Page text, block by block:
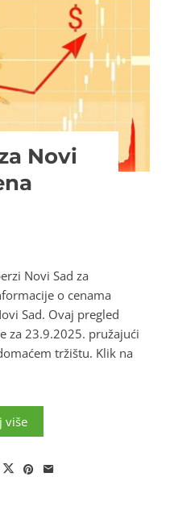
Novi
Novi Sad za
o cenama
Sad. Ovaj pregled
za 23.9.2025. pružajući
tržištu. Klik na
više